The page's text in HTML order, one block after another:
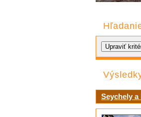
Seychely